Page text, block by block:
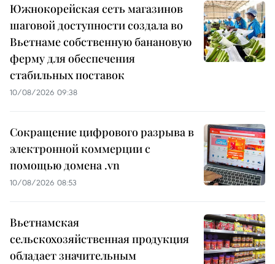
Южнокорейская сеть магазинов
шаговой доступности создала во
Вьетнаме собственную банановую
ферму для обеспечения
стабильных поставок
10/08/2026 09:38
Сокращение цифрового разрыва в
электронной коммерции с
помощью домена .vn
10/08/2026 08:53
Вьетнамская
сельскохозяйственная продукция
обладает значительным